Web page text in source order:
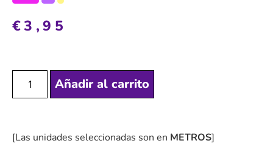
€3,95
Añadir al carrito
[Las unidades seleccionadas son en METROS]